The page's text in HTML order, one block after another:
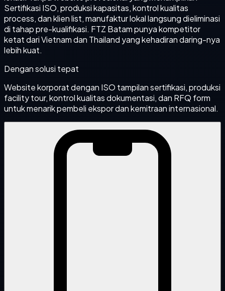
Sertifikasi ISO, produksi kapasitas, kontrol kualitas
process, dan klien list, manufaktur lokal langsung dieliminasi
di tahap pre-kualifikasi. FTZ Batam punya kompetitor
ketat dari Vietnam dan Thailand yang kehadiran daring-nya
lebih kuat.
Dengan solusi tepat
Website korporat dengan ISO tampilan sertifikasi, produksi
facility tour, kontrol kualitas dokumentasi, dan RFQ form
untuk menarik pembeli ekspor dan kemitraan internasional.